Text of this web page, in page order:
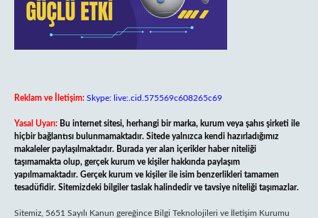
Reklam ve İletişim: Skype: live:.cid.575569c608265c69
Yasal Uyarı: Bu internet sitesi, herhangi bir marka, kurum veya şahıs şirketi ile
hiçbir bağlantısı bulunmamaktadır. Sitede yalnızca kendi hazırladığımız
makaleler paylaşılmaktadır. Burada yer alan içerikler haber niteliği
taşımamakta olup, gerçek kurum ve kişiler hakkında paylaşım
yapılmamaktadır. Gerçek kurum ve kişiler ile isim benzerlikleri tamamen
tesadüfidir. Sitemizdeki bilgiler taslak halindedir ve tavsiye niteliği taşımazlar.
Sitemiz, 5651 Sayılı Kanun gereğince Bilgi Teknolojileri ve İletişim Kurumu